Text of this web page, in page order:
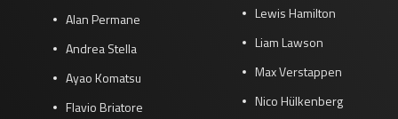
Alan Permane
Andrea Stella
Ayao Komatsu
Flavio Briatore
Lewis Hamilton
Liam Lawson
Max Verstappen
Nico Hülkenberg